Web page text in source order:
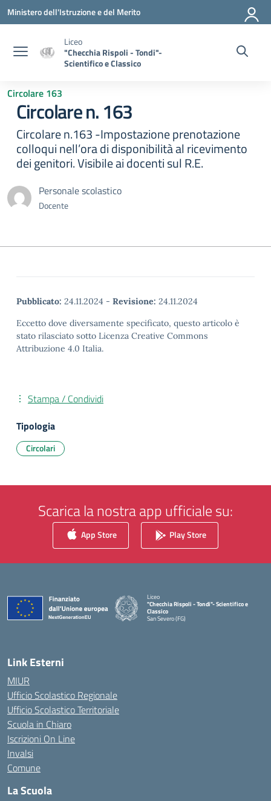
Vai ai contenuti
Vai al menu di navigazione
Vai al footer
Ministero dell'Istruzione e del Merito
Liceo
"Checchia Rispoli - Tondi"-
Scientifico e Classico
Circolare 163
Circolare n. 163
Circolare n.163 -Impostazione prenotazione
colloqui nell’ora di disponibilità al ricevimento
dei genitori. Visibile ai docenti sul R.E.
Personale scolastico
Docente
Pubblicato: 24.11.2024 - Revisione: 24.11.2024
Eccetto dove diversamente specificato, questo articolo è
stato rilasciato sotto Licenza Creative Commons
Attribuzione 4.0 Italia.
Stampa / Condividi
Tipologia
Circolari
Scarica la nostra app ufficiale su:
App Store Play Store
Liceo
"Checchia Rispoli - Tondi"- Scientifico e
Classico
San Severo (FG)
Link Esterni
MIUR
Ufficio Scolastico Regionale
Ufficio Scolastico Territoriale
Scuola in Chiaro
Iscrizioni On Line
Invalsi
Comune
La Scuola